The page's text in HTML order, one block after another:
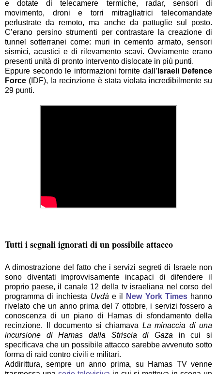
e dotate di telecamere termiche, radar, sensori di
movimento, droni e torri mitragliatrici telecomandate
perlustrate da remoto, ma anche da pattuglie sul posto.
C’erano persino strumenti per contrastare la creazione di
tunnel sotterranei come: muri in cemento armato, sensori
sismici, acustici e di rilevamento scavi. Ovviamente erano
presenti unità di pronto intervento dislocate in più punti.
Eppure secondo le informazioni fornite dall’ Israeli Defence
Force (IDF), la recinzione è stata violata incredibilmente su
29 punti.
Tutti i segnali ignorati di un possibile attacco
A dimostrazione del fatto che i servizi segreti di Israele non
sono diventati improvvisamente incapaci di difendere il
proprio paese, il canale 12 della tv israeliana nel corso del
programma di inchiesta Uvdà e il New York Times hanno
rivelato che un anno prima del 7 ottobre, i servizi fossero a
conoscenza di un piano di Hamas di sfondamento della
recinzione. Il documento si chiamava La minaccia di una
incursione di Hamas dalla Striscia di Gaza in cui si
specificava che un possibile attacco sarebbe avvenuto sotto
forma di raid contro civili e militari.
Addirittura, sempre un anno prima, su Hamas TV venne